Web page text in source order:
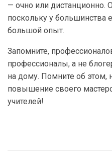
— очно или дистанционно.
поскольку у большинства
большой опыт.
Запомните,
профессионалы, а не
на дому. Помните об этом,
повышение своего
учителей!